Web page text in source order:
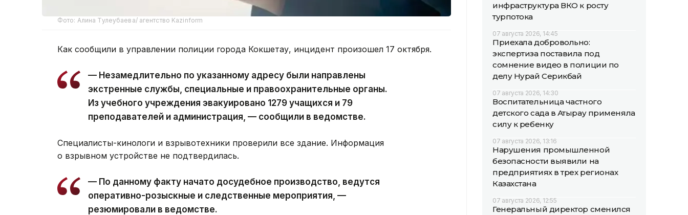
Фото: Алина Тулеубаева/ агентство Kazinform
Как сообщили в управлении полиции города Кокшетау, инцидент произошел 17 октября.
— Незамедлительно по указанному адресу были направлены
экстренные службы, специальные и правоохранительные органы.
Из учебного учреждения эвакуировано 1279 учащихся и 79
преподавателей и администрация, — сообщили в ведомстве.
Специалисты-кинологи и взрывотехники проверили все здание. Информация
о взрывном устройстве не подтвердилась.
— По данному факту начато досудебное производство, ведутся
оперативно-розыскные и следственные мероприятия, —
резюмировали в ведомстве.
инфраструктура ВКО к росту
турпотока
07 августа 2026, 14:45
Приехала добровольно:
экспертиза поставила под
сомнение видео в полиции по
делу Нурай Серикбай
07 августа 2026, 14:30
Воспитательница частного
детского сада в Атырау применяла
силу к ребенку
07 августа 2026, 13:16
Нарушения промышленной
безопасности выявили на
предприятиях в трех регионах
Казахстана
07 августа 2026, 12:55
Генеральный директор сменился